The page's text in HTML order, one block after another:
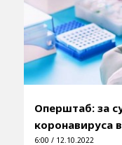
Оперштаб: за
коронавируса
6:00 / 12.10.2022